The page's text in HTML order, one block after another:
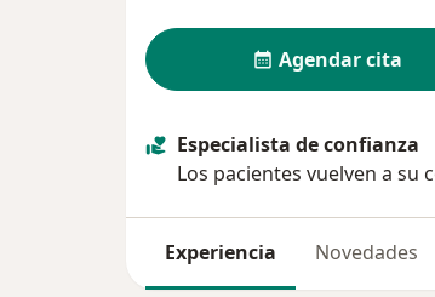
Agendar cita
Especialista de confianza
Los pacientes vuelven a
Experiencia Novedades